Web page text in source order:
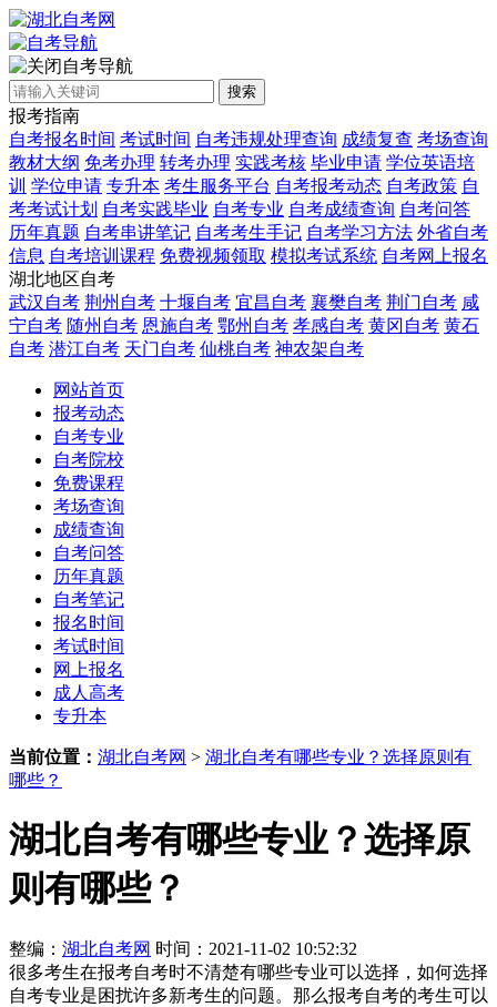
自考导航
搜索
报考指南
自考报名时间 考试时间 自考违规处理查询 成绩复查 考场查询
教材大纲 免考办理 转考办理 实践考核 毕业申请 学位英语培
训 学位申请 专升本 考生服务平台 自考报考动态 自考政策 自
考考试计划 自考实践毕业 自考专业 自考成绩查询 自考问答
历年真题 自考串讲笔记 自考考生手记 自考学习方法 外省自考
信息 自考培训课程 免费视频领取 模拟考试系统 自考网上报名
湖北地区自考
武汉自考 荆州自考 十堰自考 宜昌自考 襄樊自考 荆门自考 咸
宁自考 随州自考 恩施自考 鄂州自考 孝感自考 黄冈自考 黄石
自考 潜江自考 天门自考 仙桃自考 神农架自考
网站首页
报考动态
自考专业
自考院校
免费课程
考场查询
成绩查询
自考问答
历年真题
自考笔记
报名时间
考试时间
网上报名
成人高考
专升本
当前位置： 湖北自考网 > 湖北自考有哪些专业？选择原则有
哪些？
湖北自考有哪些专业？选择原
则有哪些？
整编： 湖北自考网 时间：2021-11-02 10:52:32
很多考生在报考自考时不清楚有哪些专业可以选择，如何选择
自考专业是困扰许多新考生的问题。那么报考自考的考生可以